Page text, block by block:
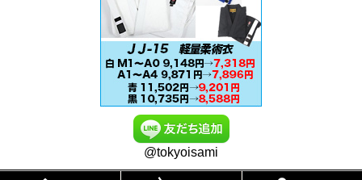
@tokyoisami